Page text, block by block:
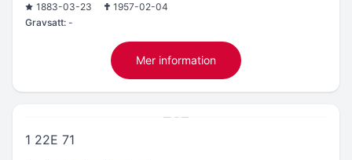
1883-03-23
1957-02-04
Gravsatt: -
Mer information
1 22E 71